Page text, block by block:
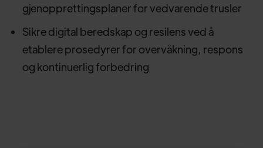
gjenopprettingsplaner for vedvarende trusler
Sikre digital beredskap og resilens ved å
etablere prosedyrer for overvåkning, respons
og kontinuerlig forbedring